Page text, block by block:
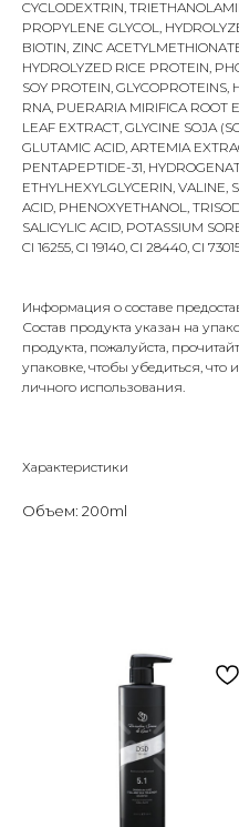
CYCLODEXTRIN,
PROPYLENE GLYCOL,
BIOTIN, ZINC
HYDROLYZED RICE PROTEIN,
SOY PROTEIN,
RNA, PUERARIA MIRIFICA ROOT
LEAF EXTRACT, GLYCINE SOJA
GLUTAMIC ACID, ARTEMIA
PENTAPEPTIDE-31,
ETHYLHEXYLGLYCERIN, VALINE,
ACID, PHENOXYETHANOL,
SALICYLIC ACID, POTASSIUM
CI 16255, CI 19140, CI 28440, CI
Информация о составе
Состав продукта указан на
продукта, пожалуйста,
упаковке, чтобы убедиться,
личного использования.
Характеристики
Объем: 200ml